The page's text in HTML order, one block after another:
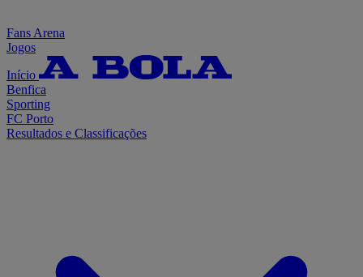
Fans Arena
Jogos
Início
Benfica
Sporting
FC Porto
Resultados e Classificações